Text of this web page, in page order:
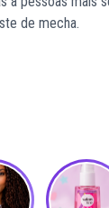
de mecha.